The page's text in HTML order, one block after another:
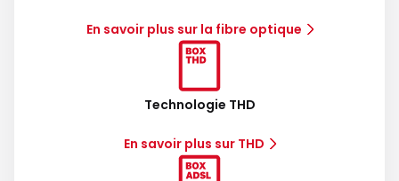
En savoir plus sur la fibre optique
Technologie THD
En savoir plus sur THD